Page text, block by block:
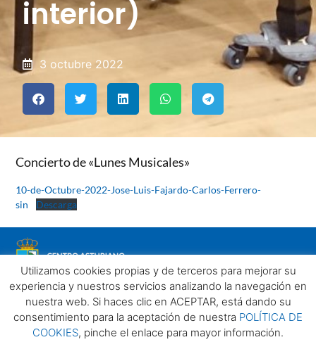
interior)
3 octubre 2022
Concierto de «Lunes Musicales»
10-de-Octubre-2022-Jose-Luis-Fajardo-Carlos-Ferrero-
sin
Descarga
Aviso legalPolítica de privacidadPolítica de Cookies
Utilizamos cookies propias y de terceros para mejorar su
experiencia y nuestros servicios analizando la navegación en
nuestra web. Si haces clic en ACEPTAR, está dando su
consentimiento para la aceptación de nuestra POLÍTICA DE
COOKIES, pinche el enlace para mayor información.